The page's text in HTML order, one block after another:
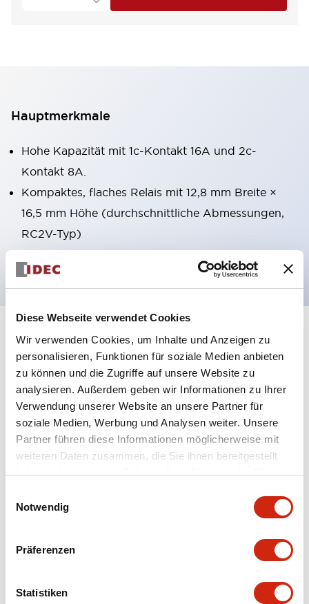
Diese Webseite verwendet Cookies
Wir verwenden Cookies, um Inhalte und Anzeigen zu
personalisieren, Funktionen für soziale Medien anbieten
zu können und die Zugriffe auf unsere Website zu
analysieren. Außerdem geben wir Informationen zu Ihrer
Verwendung unserer Website an unsere Partner für
soziale Medien, Werbung und Analysen weiter. Unsere
Partner führen diese Informationen möglicherweise mit
weiteren Daten zusammen, die Sie ihnen bereitgestellt
haben oder die sie im Rahmen Ihrer Nutzung der Dienste
Notwendig
Präferenzen
Statistiken
Hauptmerkmale
Hohe Kapazität mit 1c-Kontakt 16A und 2c-
Kontakt 8A.
Kompaktes, flaches Relais mit 12,8 mm Breite ×
16,5 mm Höhe (durchschnittliche Abmessungen,
RC2V-Typ)
c-UL-, VDE- und CQC-zertifiziert
Spezifikationen Alle erweitern
Electrical Specifications
Electrical Specifications (coil rating)
Mechanical Specifications